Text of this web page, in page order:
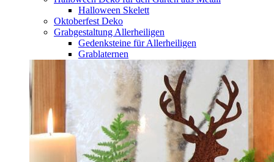
Halloween Skelett
Oktoberfest Deko
Grabgestaltung Allerheiligen
Gedenksteine für Allerheiligen
Grablaternen